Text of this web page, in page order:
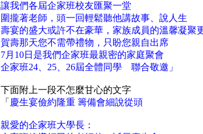
讓我們各屆企家班校友匯聚一堂
圍攏著老師，頭一回輕鬆聽他講故事、說人生
壽宴的盛大或許不在豪華，家族成員的溫馨凝聚
賀壽那天您不需帶禮物，只盼您親自出席
7月10日 是我們企家班最親密的家庭聚會
企家班24、25、26屆全體同學 聯合敬邀」
下面附上一段不怎麼甘心的文字
「 慶生宴儉約隆重 籌備會細說從頭
親愛的企家班大學長：